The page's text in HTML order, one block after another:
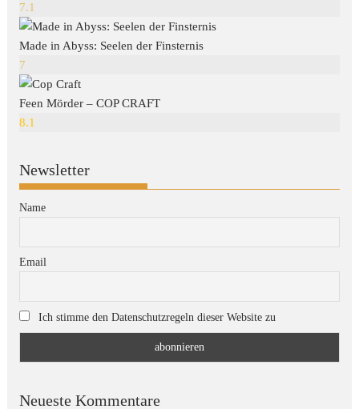
7.1
Made in Abyss: Seelen der Finsternis
7
Feen Mörder – COP CRAFT
8.1
Newsletter
Name
Email
Ich stimme den Datenschutzregeln dieser Website zu
Neueste Kommentare